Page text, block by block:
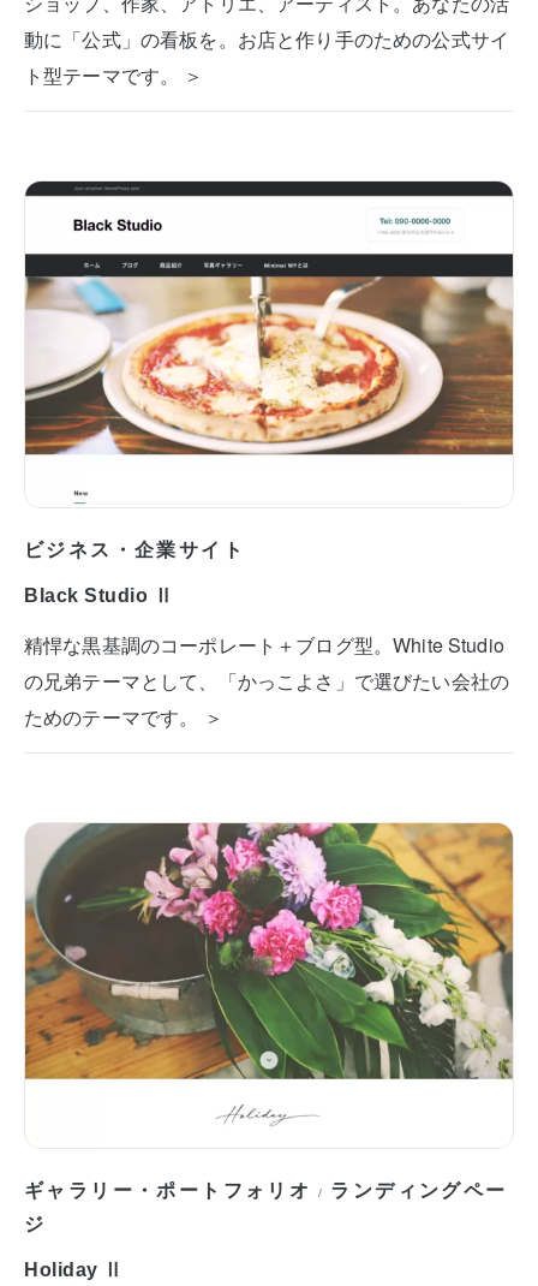
動に「公式」の看板を。お店と作り手のための公式サイ
ト型テーマです。 ＞
ビジネス・企業サイト
Black Studio Ⅱ
精悍な黒基調のコーポレート＋ブログ型。White Studio
の兄弟テーマとして、「かっこよさ」で選びたい会社の
ためのテーマです。 ＞
ギャラリー・ポートフォリオ / ランディングペー
ジ
Holiday Ⅱ